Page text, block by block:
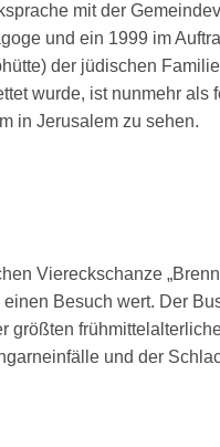
mit der
und ein 1999 im
der jüdischen
wurde, ist nunmehr
in Jerusalem zu sehen.
Viereckschanze
Besuch wert. Der
größten
und der